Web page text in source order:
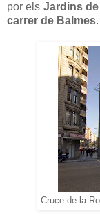
por els Jardins
carrer de Balmes.
Cruce de la